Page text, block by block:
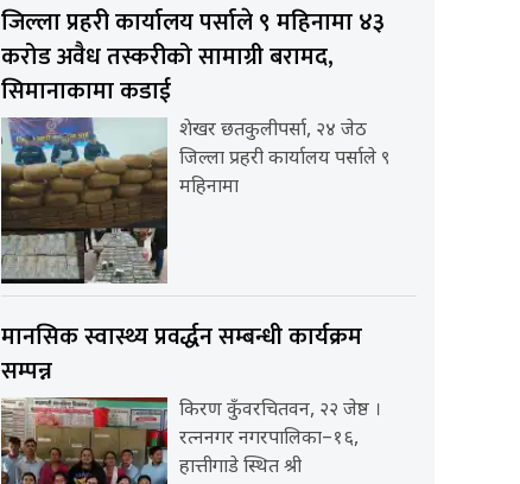
जिल्ला प्रहरी कार्यालय पर्साले ९ महिनामा ४३
करोड अवैध तस्करीको सामाग्री बरामद,
सिमानाकामा कडाई
शेखर छतकुलीपर्सा, २४ जेठ
जिल्ला प्रहरी कार्यालय पर्साले ९
महिनामा
मानसिक स्वास्थ्य प्रवर्द्धन सम्बन्धी कार्यक्रम
सम्पन्न
किरण कुँवरचितवन, २२ जेष्ठ ।
रत्ननगर नगरपालिका–१६,
हात्तीगाडे स्थित श्री